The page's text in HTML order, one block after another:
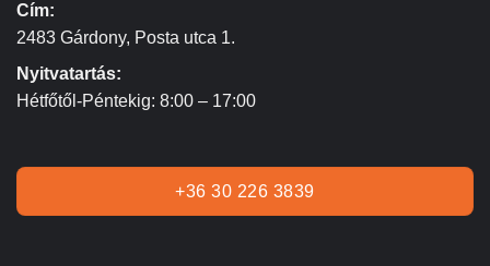
Cím:
2483 Gárdony, Posta utca 1.
Nyitvatartás:
Hétfőtől-Péntekig: 8:00 – 17:00
+36 30 226 3839